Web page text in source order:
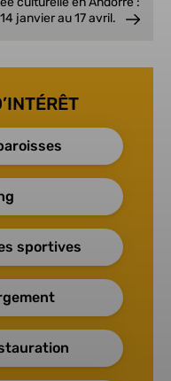
sportives
janvier au 17 avril.